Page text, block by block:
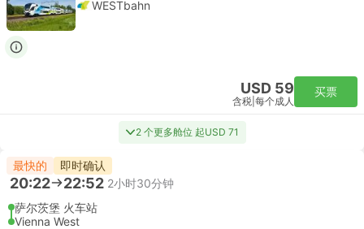
WESTbahn
USD 59
含税 每个成人
买票
2 个更多舱位 起USD 71
最快的 即时确认
20:22 22:52 2小时30分钟
萨尔茨堡 火车站
Vienna West